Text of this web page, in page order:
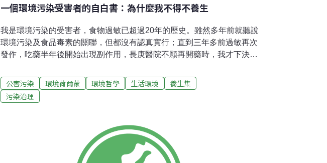
一個環境污染受害者的自白書：為什麼我不得不養生
我是環境污染的受害者，食物過敏已超過20年的歷史。雖然多年前就聽說
環境污染及食品毒素的關聯，但都沒有認真實行；直到三年多前過敏再次
發作，吃藥半年後開始出現副作用，長庚醫院不願再開藥時，我才下決心
對養生完全瞭解透徹，但基礎的保健知識已建立，並希望讓更多人能脫離
藥物的控制，改以有機、生機、保健食品，用完全沒有副作用的自然療法
來取代醫藥的治療，二年多前便成立養生部落格，希望讓更多人瞭解環保
「食品加工業」與「官僚體系的醫療單位」。前者想辦法吸引我們去購買
他們的人工食品，完全不管是否殘害我們的健康；後者趁我們生病時的痛
苦，想辦法讓我們多花錢去買藥品動手術，很少告知患者真正生病的原
公害污染 環境荷爾蒙 環境哲學 生活環境
養生集
污染治理